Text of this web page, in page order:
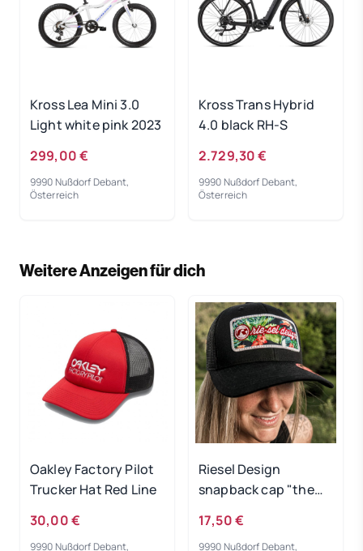
Kross Lea Mini 3.0
Light white pink 2023
299,00 €
9990 Nußdorf Debant,
Österreich
Kross Trans Hybrid
4.0 black RH-S
2.729,30 €
9990 Nußdorf Debant,
Österreich
Weitere Anzeigen für dich
Oakley Factory Pilot
Trucker Hat Red Line
30,00 €
9990 Nußdorf Debant,
Riesel Design
snapback cap "the
17,50 €
9990 Nußdorf Debant,